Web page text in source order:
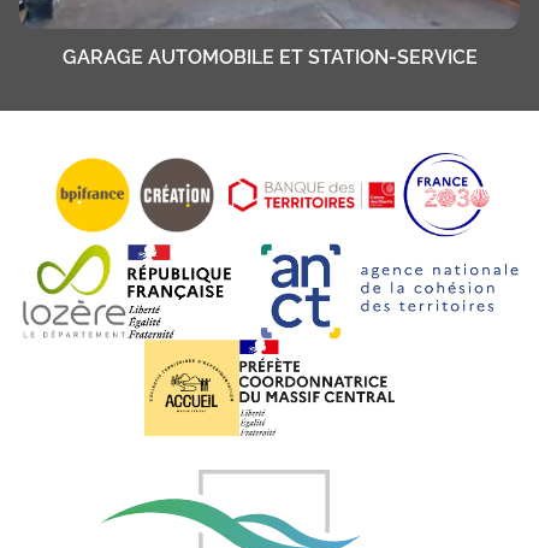
GARAGE AUTOMOBILE ET STATION-SERVICE